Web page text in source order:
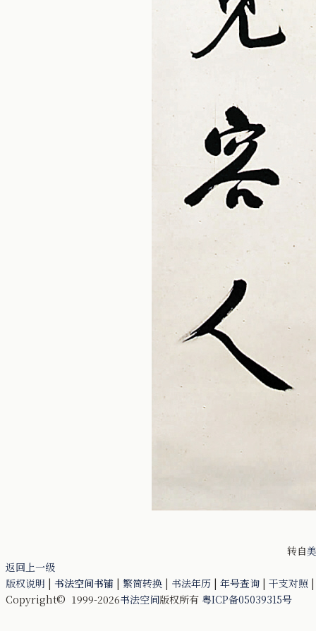
转自
返回上一级
版权说明 | 书法空间书铺 | 繁简转换 | 书法年历 | 年号查询 | 干支对照
Copyright© 1999-2026书法空间版权所有 粤ICP备05039315号